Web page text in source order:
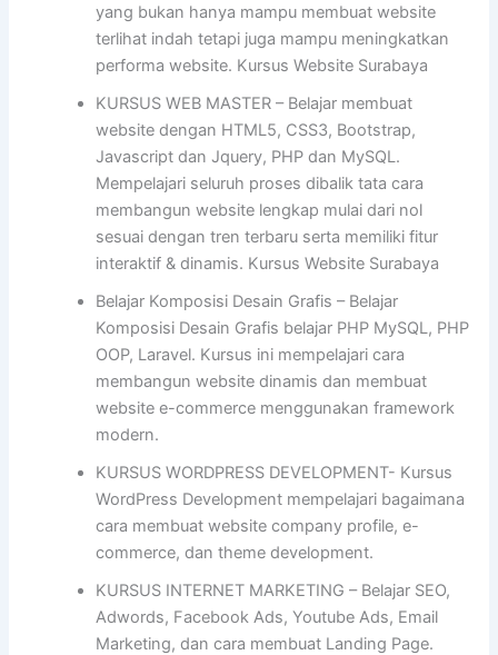
yang bukan hanya mampu membuat website
terlihat indah tetapi juga mampu meningkatkan
performa website. Kursus Website Surabaya
KURSUS WEB MASTER – Belajar membuat
website dengan HTML5, CSS3, Bootstrap,
Javascript dan Jquery, PHP dan MySQL.
Mempelajari seluruh proses dibalik tata cara
membangun website lengkap mulai dari nol
sesuai dengan tren terbaru serta memiliki fitur
interaktif & dinamis. Kursus Website Surabaya
Belajar Komposisi Desain Grafis – Belajar
Komposisi Desain Grafis belajar PHP MySQL, PHP
OOP, Laravel. Kursus ini mempelajari cara
membangun website dinamis dan membuat
website e-commerce menggunakan framework
modern.
KURSUS WORDPRESS DEVELOPMENT- Kursus
WordPress Development mempelajari bagaimana
cara membuat website company profile, e-
commerce, dan theme development.
KURSUS INTERNET MARKETING – Belajar SEO,
Adwords, Facebook Ads, Youtube Ads, Email
Marketing, dan cara membuat Landing Page.